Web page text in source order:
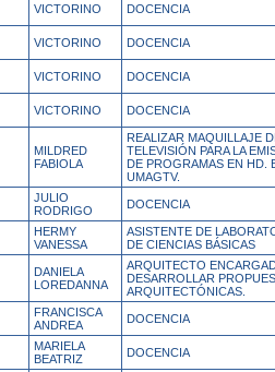
VICTORINO DOCENCIA
VICTORINO DOCENCIA
VICTORINO DOCENCIA
VICTORINO DOCENCIA
MILDRED
FABIOLA
REALIZAR MAQUILLAJE
TELEVISIÓN PARA LA
DE PROGRAMAS EN HD.
UMAGTV.
JULIO
RODRIGO
DOCENCIA
HERMY
VANESSA
ASISTENTE DE
DE CIENCIAS BÁSICAS
DANIELA
LOREDANNA
ARQUITECTO
DESARROLLAR
ARQUITECTÓNICAS.
FRANCISCA
ANDREA
DOCENCIA
MARIELA
BEATRIZ
DOCENCIA